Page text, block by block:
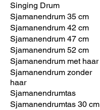
Singing Drum
Sjamanendrum 35 cm
Sjamanendrum 42 cm
Sjamanendrum 47 cm
Sjamanendrum 52 cm
Sjamanendrum met haar
Sjamanendrum zonder
haar
Sjamanendrumtas
Sjamanendrumtas 30 cm